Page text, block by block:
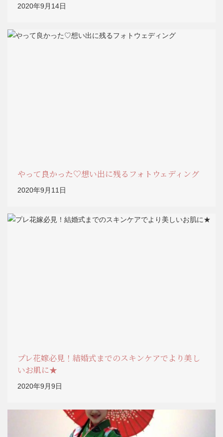
2020年9月14日
やって良かった♡想い出に残るフォトウェディング
2020年9月11日
プレ花嫁必見！結婚式までのスキンケアでより美し
いお肌に★
2020年9月9日